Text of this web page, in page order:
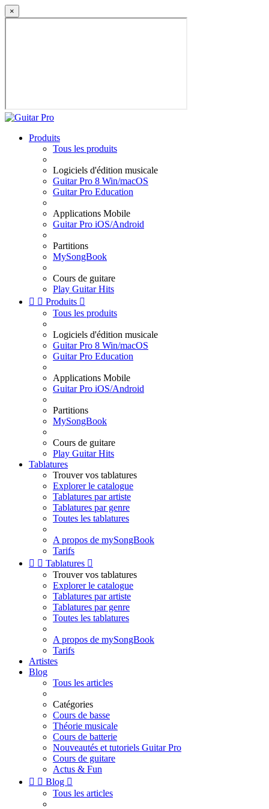
×
Produits
Tous les produits
Logiciels d'édition musicale
Guitar Pro 8 Win/macOS
Guitar Pro Education
Applications Mobile
Guitar Pro iOS/Android
Partitions
MySongBook
Cours de guitare
Play Guitar Hits
  Produits 
Tous les produits
Logiciels d'édition musicale
Guitar Pro 8 Win/macOS
Guitar Pro Education
Applications Mobile
Guitar Pro iOS/Android
Partitions
MySongBook
Cours de guitare
Play Guitar Hits
Tablatures
Trouver vos tablatures
Explorer le catalogue
Tablatures par artiste
Tablatures par genre
Toutes les tablatures
A propos de mySongBook
Tarifs
  Tablatures 
Trouver vos tablatures
Explorer le catalogue
Tablatures par artiste
Tablatures par genre
Toutes les tablatures
A propos de mySongBook
Tarifs
Artistes
Blog
Tous les articles
Catégories
Cours de basse
Théorie musicale
Cours de batterie
Nouveautés et tutoriels Guitar Pro
Cours de guitare
Actus & Fun
  Blog 
Tous les articles